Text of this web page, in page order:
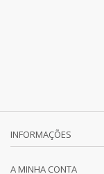
INFORMAÇÕES
A MINHA CONTA